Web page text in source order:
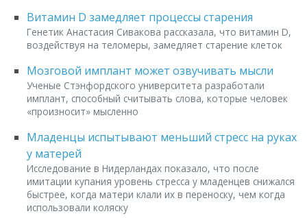
Витамин D замедляет процессы старения
Генетик Анастасия Сивакова рассказала, что витамин D,
воздействуя на теломеры, замедляет старение клеток
Мозговой имплант может озвучивать мысли
Ученые Стэнфордского университета разработали
имплант, способный считывать слова, которые человек
«произносит» мысленно
Младенцы испытывают меньший стресс на руках
у матерей
Исследование в Нидерландах показало, что после
имитации купания уровень стресса у младенцев снижался
быстрее, когда матери клали их в переноску, чем когда
использовали коляску